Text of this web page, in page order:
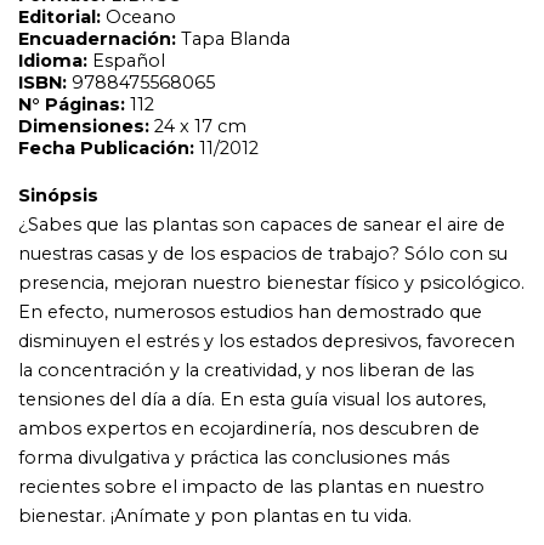
disminuyen el estrés y los estados depresivos, favorecen
la concentración y la creatividad, y nos liberan de las
tensiones del día a día. En esta guía visual los autores,
ambos expertos en ecojardinería, nos descubren de
forma divulgativa y práctica las conclusiones más
recientes sobre el impacto de las plantas en nuestro
bienestar. ¡Anímate y pon plantas en tu vida.